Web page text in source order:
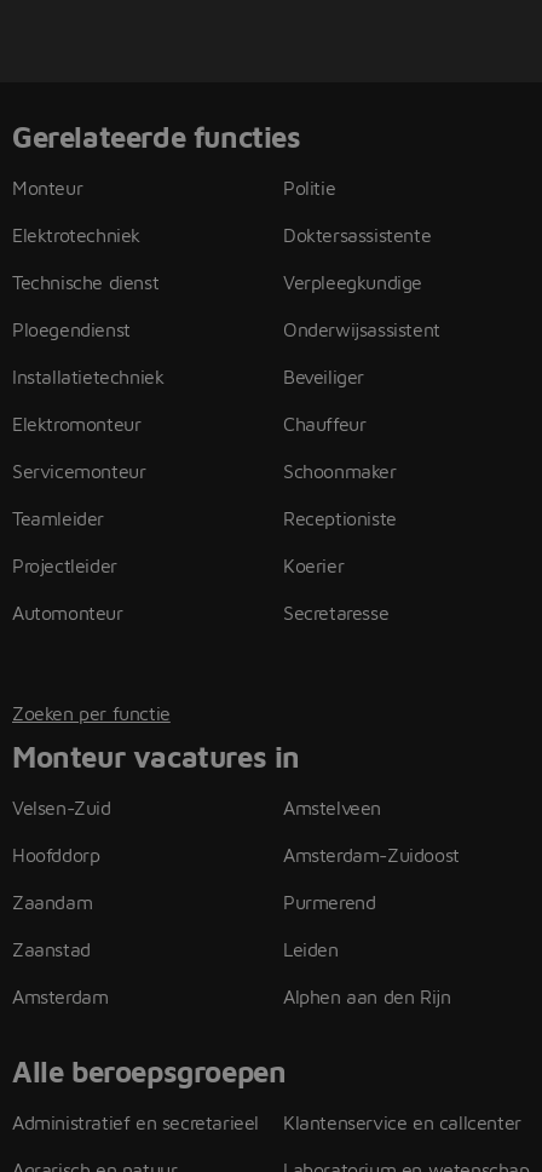
Gerelateerde functies
Monteur
Elektrotechniek
Technische dienst
Ploegendienst
Installatietechniek
Elektromonteur
Servicemonteur
Teamleider
Projectleider
Automonteur
Politie
Doktersassistente
Verpleegkundige
Onderwijsassistent
Beveiliger
Chauffeur
Schoonmaker
Receptioniste
Koerier
Secretaresse
Zoeken per functie
Monteur vacatures in
Velsen-Zuid
Hoofddorp
Zaandam
Zaanstad
Amsterdam
Amstelveen
Amsterdam-Zuidoost
Purmerend
Leiden
Alphen aan den Rijn
Alle beroepsgroepen
Administratief en secretarieel Klantenservice en callcenter